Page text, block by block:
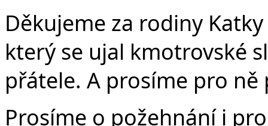
Děkujeme za rodiny
který se ujal kmotrovské
přátele. A prosíme pro
Prosíme o požehnání i